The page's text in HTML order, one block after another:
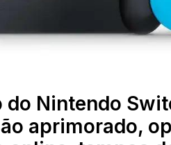
Nintendo
aprimorado,